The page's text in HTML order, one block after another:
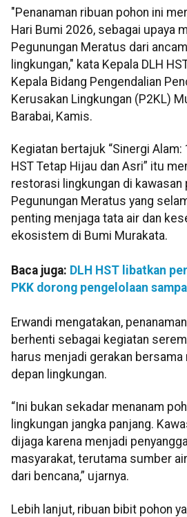
"Penanaman ribuan pohon ini
Hari Bumi 2026, sebagai upaya
Pegunungan Meratus dari
lingkungan," kata Kepala DLH
Kepala Bidang Pengendalian
Kerusakan Lingkungan (P2KL)
Barabai, Kamis.
Kegiatan bertajuk “Sinergi
HST Tetap Hijau dan Asri” itu
restorasi lingkungan di kawasan
Pegunungan Meratus yang
penting menjaga tata air dan
ekosistem di Bumi Murakata.
Baca juga: DLH HST libatkan
PKK dorong pengelolaan
Erwandi mengatakan,
berhenti sebagai kegiatan
harus menjadi gerakan bersama
depan lingkungan.
“Ini bukan sekadar menanam
lingkungan jangka panjang.
dijaga karena menjadi
masyarakat, terutama sumber
dari bencana,” ujarnya.
Lebih lanjut, ribuan bibit pohon